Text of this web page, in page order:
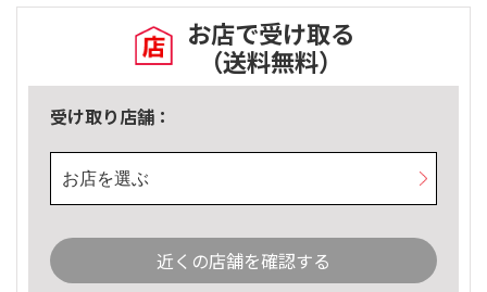
お店で受け取る
（送料無料）
受け取り店舗：
お店を選ぶ
近くの店舗を確認する